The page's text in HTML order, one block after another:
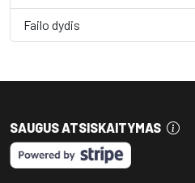
Failo dydis
SAUGUS ATSISKAITYMAS